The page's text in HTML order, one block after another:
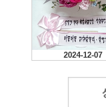
2024-12-07